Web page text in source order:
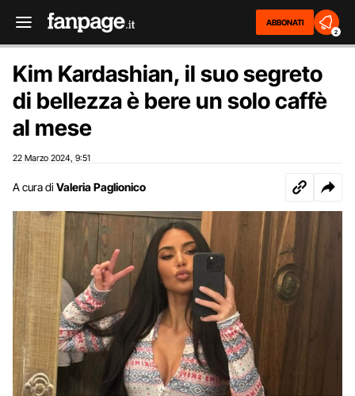
ABBONATI
2
Kim Kardashian, il suo segreto
di bellezza è bere un solo caffè
al mese
22 Marzo 2024 9:51
A cura di Valeria Paglionico